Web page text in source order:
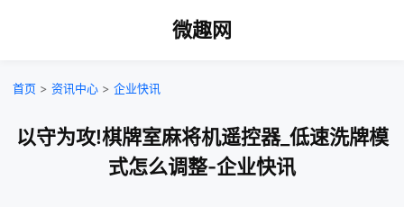
微趣网
首页 > 资讯中心 > 企业快讯
以守为攻!棋牌室麻将机遥控器_低速洗牌模
式怎么调整-企业快讯